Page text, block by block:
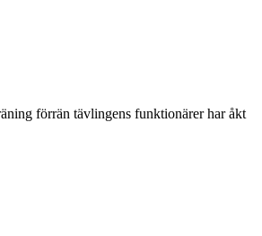
förrän tävlingens funktionärer har åkt